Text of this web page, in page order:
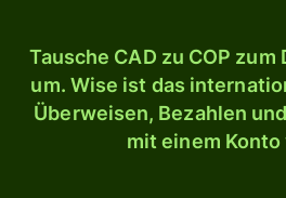
Tausche CAD zu COP
um. Wise ist das
Überweisen, Bezahlen
mit einem Konto